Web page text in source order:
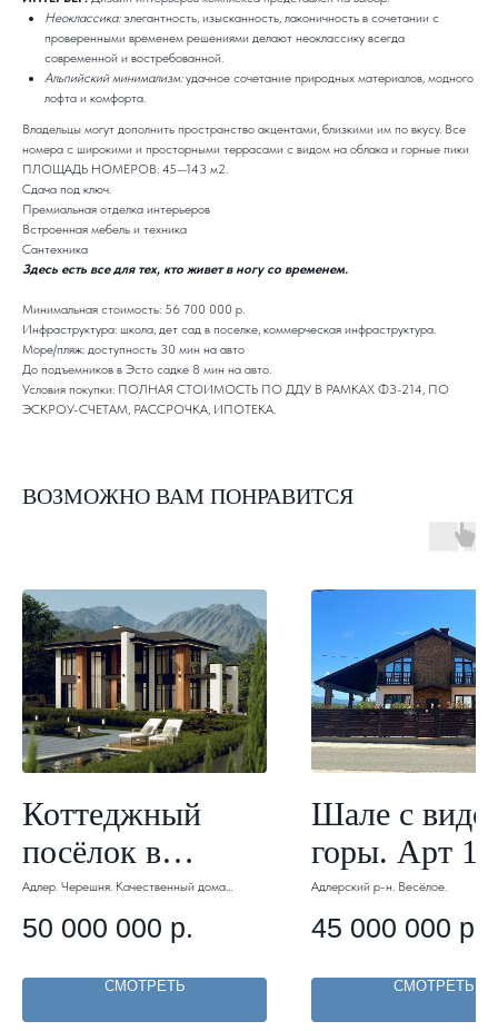
Неоклассика:элегантность, изысканность, лаконичность в сочетании с
проверенными временем решениями делают неоклассику всегда
современной и востребованной.
Альпийский минимализм:удачное сочетание природных материалов, модного
лофта и комфорта.
Владельцы могут дополнить пространство акцентами, близкими им по вкусу. Все
номера с широкими и просторными террасами с видом на облака и горные пики
ПЛОЩАДЬ НОМЕРОВ: 45—143 м2.
Сдача под ключ.
Премиальная отделка интерьеров
Встроенная мебель и техника
Сантехника
Здесь есть все для тех, кто живет в ногу со временем.
Минимальная стоимость: 56 700 000 р.
Инфраструктура: школа, дет сад в поселке, коммерческая инфраструктура.
Море/пляж: доступность 30 мин на авто
До подъемников в Эсто садке 8 мин на авто.
Условия покупки: ПОЛНАЯ СТОИМОСТЬ ПО ДДУ В РАМКАХ ФЗ-214, ПО
ЭСКРОУ-СЧЕТАМ, РАССРОЧКА, ИПОТЕКА.
ВОЗМОЖНО ВАМ ПОНРАВИТСЯ
Коттеджный
посёлок в
Адлере в стиле
Райт. Арт 085.
Адлер. Черешня. Качественный дома
50 000 000 р.
СМОТРЕТЬ
Шале с
горы. Арт
Адлерский р-н. Весёлое.
45 000 000 р.
СМОТРЕТЬ